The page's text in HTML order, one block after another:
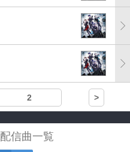
2 >
信曲一覧